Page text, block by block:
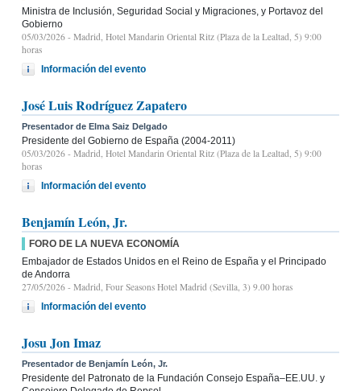
Ministra de Inclusión, Seguridad Social y Migraciones, y Portavoz del
Gobierno
05/03/2026 - Madrid, Hotel Mandarin Oriental Ritz (Plaza de la Lealtad, 5) 9:00
horas
Información del evento
José Luis Rodríguez Zapatero
Presentador de Elma Saiz Delgado
Presidente del Gobierno de España (2004-2011)
05/03/2026 - Madrid, Hotel Mandarin Oriental Ritz (Plaza de la Lealtad, 5) 9:00
horas
Información del evento
Benjamín León, Jr.
FORO DE LA NUEVA ECONOMÍA
Embajador de Estados Unidos en el Reino de España y el Principado
de Andorra
27/05/2026 - Madrid, Four Seasons Hotel Madrid (Sevilla, 3) 9.00 horas
Información del evento
Josu Jon Imaz
Presentador de Benjamín León, Jr.
Presidente del Patronato de la Fundación Consejo España–EE.UU. y